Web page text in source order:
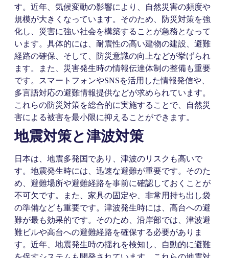
す。近年、気候変動の影響により、自然災害の頻度や
規模が大きくなっています。そのため、防災対策を強
化し、災害に強い社会を構築することが急務となって
います。具体的には、耐震性の高い建物の建設、避難
経路の確保、そして、防災意識の向上などが挙げられ
ます。また、災害発生時の情報伝達体制の整備も重要
です。スマートフォンやSNSを活用した情報発信や、
多言語対応の避難情報提供などが求められています。
これらの防災対策を総合的に実施することで、自然災
害による被害を最小限に抑えることができます。
地震対策と津波対策
日本は、地震多発国であり、津波のリスクも高いで
す。地震発生時には、迅速な避難が重要です。そのた
め、避難場所や避難経路を事前に確認しておくことが
不可欠です。また、家具の固定や、非常用持ち出し袋
の準備なども重要です。津波発生時には、高台への避
難が最も効果的です。そのため、沿岸部では、津波避
難ビルや高台への避難経路を確保する必要がありま
す。近年、地震発生時の揺れを検知し、自動的に避難